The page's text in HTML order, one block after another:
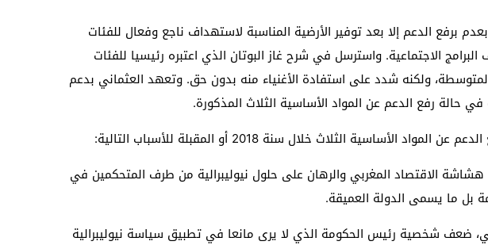
برفع الدعم إلا بعد توفير الأرضية المناسبة لاستهداف ناجع وفعال للفئات
الاجتماعية. واسترسل في شرح غاز البوتان الذي اعتبره رئيسيا للفئات
ولكنه شدد على استفادة الأغنياء منه بدون حق. وتعهد العثماني بدعم
في حالة رفع الدعم عن المواد الأساسية الثلاث المذكورة.
الأساسية الثلاث خلال سنة 2018 أو المقبلة للأسباب التالية:
هشاشة الاقتصاد المغربي والرهان على حلول نيوليبرالية من طرف المتحكمين في
بل ما يسمى الدولة العميقة.
ضعف شخصية رئيس الحكومة الذي لا يرى مانعا في تطبيق سياسة نيوليبرالية